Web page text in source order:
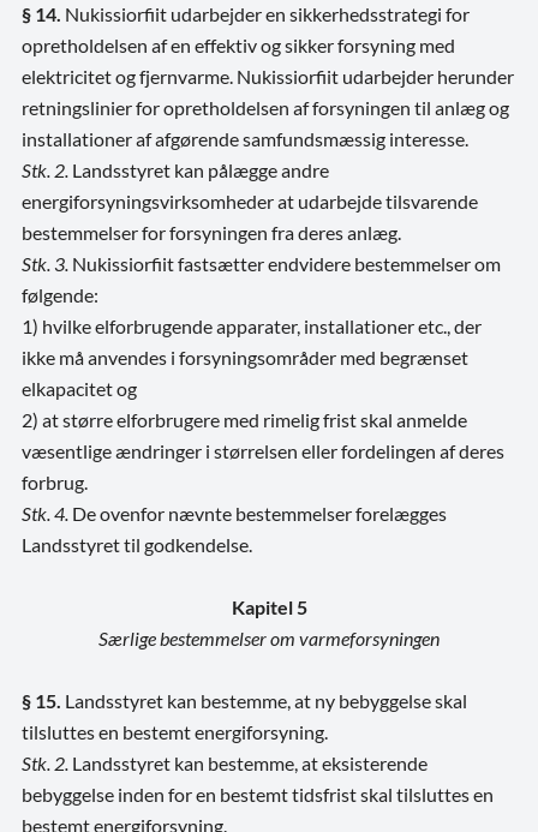
§ 14. Nukissiorfiit udarbejder en sikkerhedsstrategi for
opretholdelsen af en effektiv og sikker forsyning med
elektricitet og fjernvarme. Nukissiorfiit udarbejder herunder
retningslinier for opretholdelsen af forsyningen til anlæg og
installationer af afgørende samfundsmæssig interesse.
Stk. 2. Landsstyret kan pålægge andre
energiforsyningsvirksomheder at udarbejde tilsvarende
bestemmelser for forsyningen fra deres anlæg.
Stk. 3. Nukissiorfiit fastsætter endvidere bestemmelser om
følgende:
1) hvilke elforbrugende apparater, installationer etc., der
ikke må anvendes i forsyningsområder med begrænset
elkapacitet og
2) at større elforbrugere med rimelig frist skal anmelde
væsentlige ændringer i størrelsen eller fordelingen af deres
forbrug.
Stk. 4. De ovenfor nævnte bestemmelser forelægges
Landsstyret til godkendelse.
Kapitel 5
Særlige bestemmelser om varmeforsyningen
§ 15. Landsstyret kan bestemme, at ny bebyggelse skal
tilsluttes en bestemt energiforsyning.
Stk. 2. Landsstyret kan bestemme, at eksisterende
bebyggelse inden for en bestemt tidsfrist skal tilsluttes en
bestemt energiforsyning.